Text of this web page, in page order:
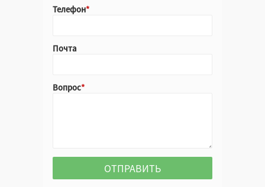
Телефон
Почта
Вопрос